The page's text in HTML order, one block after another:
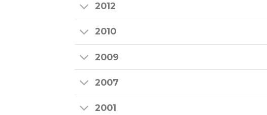
2012
2010
2009
2007
2001